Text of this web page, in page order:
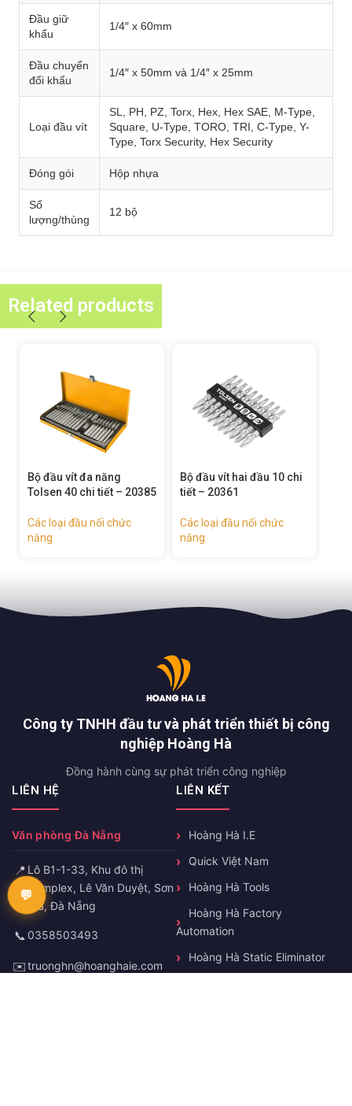
Đầu giữ
khẩu
1/4″ x 60mm
Đầu chuyển
đổi khẩu
1/4″ x 50mm và 1/4″ x 25mm
Loại đầu vít
SL, PH, PZ, Torx, Hex, Hex SAE, M-Type,
Square, U-Type, TORO, TRI, C-Type, Y-
Type, Torx Security, Hex Security
Đóng gói Hộp nhựa
Số
lượng/thùng
12 bộ
Related products
Bộ đầu vít hai đầu 10 chi
tiết – 20361
Các loại đầu nối chức
năng
Bộ đầu vít dẹp – 20338
năng
Công ty TNHH đầu tư và phát triển thiết bị công
nghiệp Hoàng Hà
Đồng hành cùng sự phát triển công nghiệp
LIÊN HỆ
Văn phòng Đà Nẵng
📍 Lô B1-1-33, Khu đô thị
Complex, Lê Văn Duyệt, Sơn
Trà, Đà Nẵng
📞 0358503493
✉️truonghn@hoanghaie.com
LIÊN KẾT
Hoàng Hà I.E
Quick Việt Nam
Hoàng Hà Tools
Hoàng Hà Factory
Automation
Hoàng Hà Static Eliminator